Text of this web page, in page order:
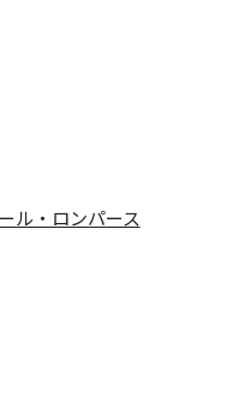
ル・ロンパース